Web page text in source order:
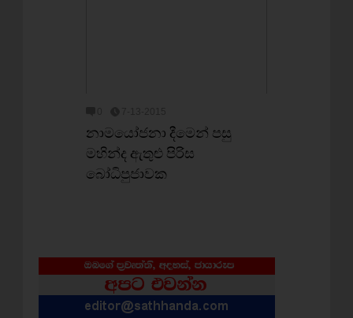
නාමයෝජනා දීමෙන් පසු
මහින්ද ඇතුළු පිරිස
බෝධිපුජාවක